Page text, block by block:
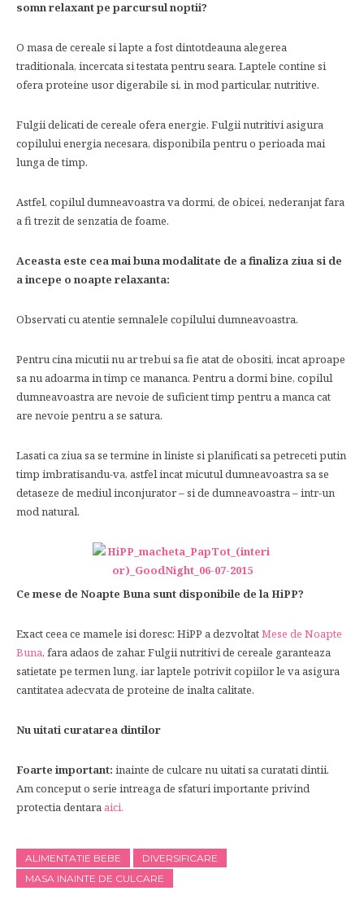
somn relaxant pe parcursul noptii?
O masa de cereale si lapte a fost dintotdeauna alegerea
traditionala, incercata si testata pentru seara. Laptele contine si
ofera proteine usor digerabile si, in mod particular, nutritive.
Fulgii delicati de cereale ofera energie. Fulgii nutritivi asigura
copilului energia necesara, disponibila pentru o perioada mai
lunga de timp.
Astfel, copilul dumneavoastra va dormi, de obicei, nederanjat fara
a fi trezit de senzatia de foame.
Aceasta este cea mai buna modalitate de a finaliza ziua si de
a incepe o noapte relaxanta:
Observati cu atentie semnalele copilului dumneavoastra.
Pentru cina micutii nu ar trebui sa fie atat de obositi, incat aproape
sa nu adoarma in timp ce mananca. Pentru a dormi bine, copilul
dumneavoastra are nevoie de suficient timp pentru a manca cat
are nevoie pentru a se satura.
Lasati ca ziua sa se termine in liniste si planificati sa petreceti putin
timp imbratisandu-va, astfel incat micutul dumneavoastra sa se
detaseze de mediul inconjurator – si de dumneavoastra – intr-un
mod natural.
Ce mese de Noapte Buna sunt disponibile de la HiPP?
Exact ceea ce mamele isi doresc: HiPP a dezvoltatMese de Noapte
Buna, fara adaos de zahar. Fulgii nutritivi de cereale garanteaza
satietate pe termen lung, iar laptele potrivit copiilor le va asigura
cantitatea adecvata de proteine de inalta calitate.
Nu uitati curatarea dintilor
Foarte important: inainte de culcare nu uitati sa curatati dintii.
Am conceput o serie intreaga de sfaturi importante privind
protectia dentara aici.
ALIMENTATIE BEBE
DIVERSIFICARE
MASA INAINTE DE CULCARE